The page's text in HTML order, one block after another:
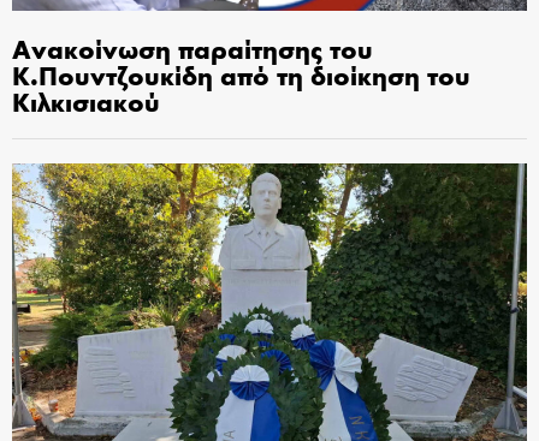
Ανακοίνωση παραίτησης του
Κ.Πουντζουκίδη από τη διοίκηση του
Κιλκισιακού